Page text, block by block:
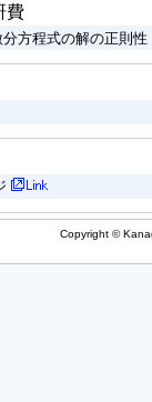
費
分方程式の解の正則
Copyright ©